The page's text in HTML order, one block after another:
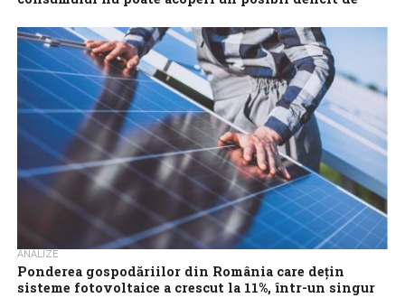
Reducerea voluntară a consumului de energie electrică ar putea
aduce cel mult 100-200 MW, insuficient pentru a acoperi un
posibil deficit de...
ANALIZE
Ponderea gospodăriilor din România care dețin
sisteme fotovoltaice a crescut la 11%, într-un singur